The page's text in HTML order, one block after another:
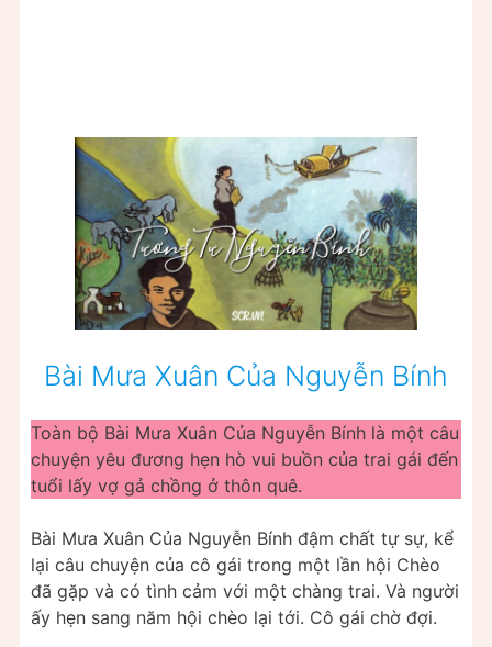
Bài Mưa Xuân Của Nguyễn Bính
Toàn bộ Bài Mưa Xuân Của Nguyễn Bính là một câu
chuyện yêu đương hẹn hò vui buồn của trai gái đến
tuổi lấy vợ gả chồng ở thôn quê.
Bài Mưa Xuân Của Nguyễn Bính đậm chất tự sự, kể
lại câu chuyện của cô gái trong một lần hội Chèo
đã gặp và có tình cảm với một chàng trai. Và người
ấy hẹn sang năm hội chèo lại tới. Cô gái chờ đợi.